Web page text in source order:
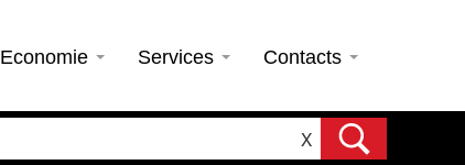
Economie Services Contacts
X